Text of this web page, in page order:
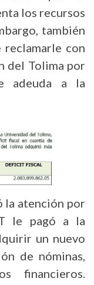
los recursos
también
con
del Tolima por
adeuda a la
la atención por
le pagó a la
un nuevo
de nóminas,
financieros.